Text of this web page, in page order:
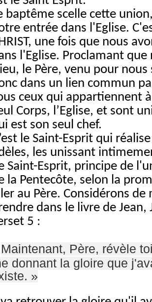
baptême scelle cette
entrée dans l'Eglise.
une fois que nous
l'Eglise. Proclamant
le Père, venu pour
dans un lien commun
ceux qui appartiennent
Corps, l’Eglise, et sont
est son seul chef.
le Saint-Esprit qui
les unissant
Saint-Esprit, principe de
la Pentecôte, selon la
au Père. Considérons
dans le livre de
5 :
Maintenant, Père, révèle
donnant la gloire que
»